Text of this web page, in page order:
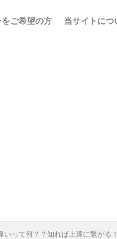
をご希望の方 当サイトにつ
いって何？？知れば上達に繋がる！